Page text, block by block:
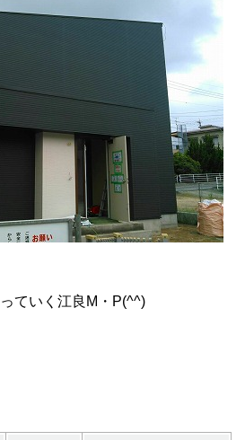
ていく江良M・P(^^)